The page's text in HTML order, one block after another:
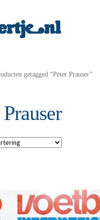
getagged “Peter Prauser”